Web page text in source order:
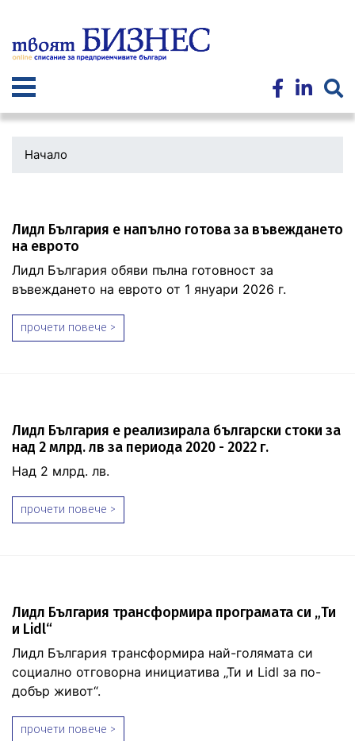
към
основното
Начало
Лидл България е напълно готова за въвеждането
на еврото
Лидл България обяви пълна готовност за
въвеждането на еврото от 1 януари 2026 г.
прочети повече >
Лидл България е реализирала български стоки за
над 2 млрд. лв за периода 2020 - 2022 г.
Над 2 млрд. лв.
прочети повече >
Лидл България трансформира програмата си „Ти
и Lidl“
Лидл България трансформира най-голямата си
социално отговорна инициатива „Ти и Lidl за по-
добър живот“.
прочети повече >